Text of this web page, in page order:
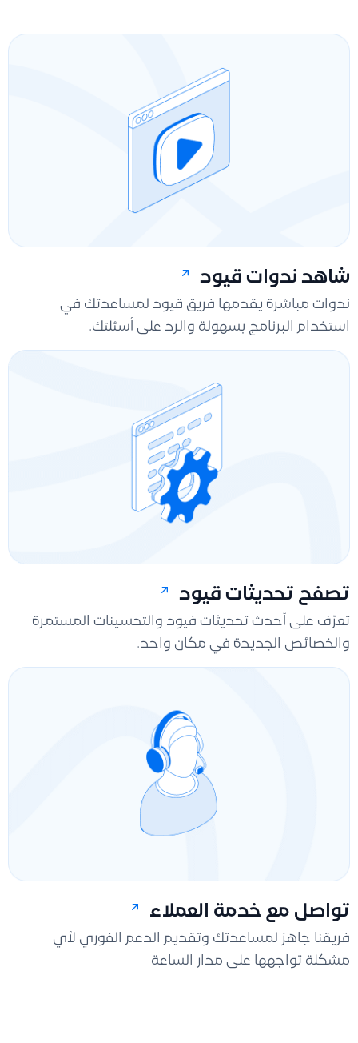
شاهد ندوات قيود
ندوات مباشرة يقدمها فريق قيود لمساعدتك في
استخدام البرنامج بسهولة والرد على أسئلتك.
تصفح تحديثات قيود
تعرّف على أحدث تحديثات فيود والتحسينات المستمرة
والخصائص الجديدة في مكان واحد.
تواصل مع خدمة العملاء
فريقنا جاهز لمساعدتك وتقديم الدعم الفوري لأي
مشكلة تواجهها على مدار الساعة